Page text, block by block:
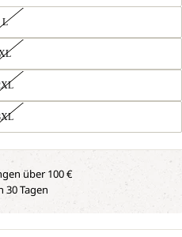
L
über 100 €
30 Tagen